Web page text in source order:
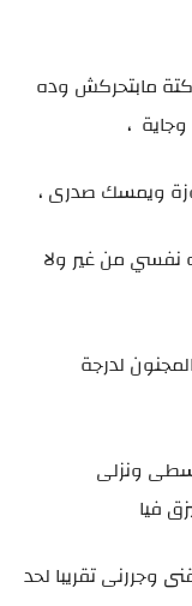
مابتحركش وده
،
ويمسك صدرى ،
من غير ولا
لدرجة
ونزلى
فيا
تقريبا لحد